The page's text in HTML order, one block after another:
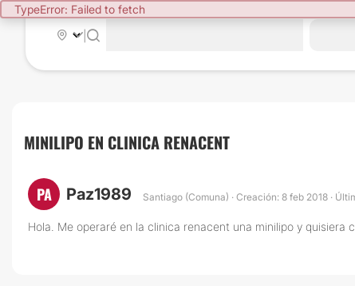
TypeError: Failed to fetch
|
MINILIPO EN CLINICA RENACENT
PA Paz1989 Santiago (Comuna) · Creación: 8 feb 2018 ·
Hola. Me operaré en la clinica renacent una minilipo y quisiera